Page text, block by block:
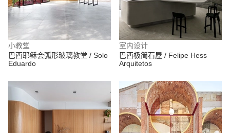
小教堂
巴西耶稣会弧形玻璃教堂 / Solo
Eduardo
室内设计
巴西极简石屋 / Felipe Hess
Arquitetos